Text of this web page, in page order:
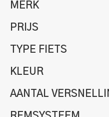
MERK
PRIJS
TYPE FIETS
KLEUR
AANTAL